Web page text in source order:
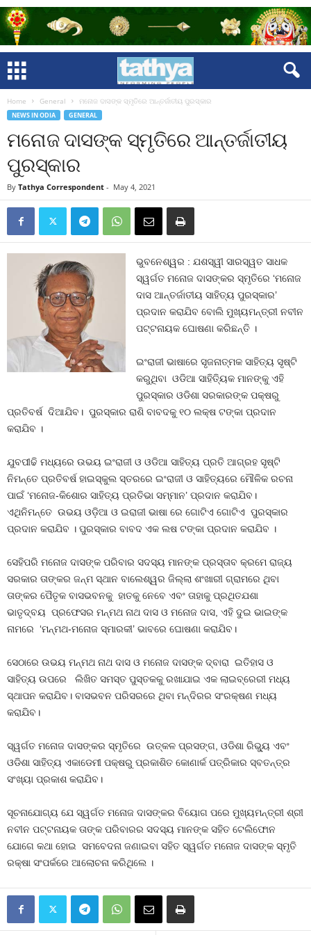
Home General ମନୋଜ ଦାସଙ୍କ ସ୍ମୃତିରେ ଆନ୍ତର୍ଜାତୀୟ ପୁରସ୍କାର
NEWS IN ODIA GENERAL
ମନୋଜ ଦାସଙ୍କ ସ୍ମୃତିରେ ଆନ୍ତର୍ଜାତୀୟ
ପୁରସ୍କାର
By Tathya Correspondent - May 4, 2021
ଭୁବନେଶ୍ୱର : ଯଶସ୍ୱୀ ସାରସ୍ୱତ ସାଧକ
ସ୍ୱର୍ଗତ ମନୋଜ ଦାସଙ୍କର ସ୍ମୃତିରେ ‘ମନୋଜ
ଦାସ ଆନ୍ତର୍ଜାତୀୟ ସାହିତ୍ୟ ପୁରସ୍କାର’
ପ୍ରଦାନ କରାଯିବ ବୋଲି ମୁଖ୍ୟମନ୍ତ୍ରୀ ନବୀନ
ପଟ୍ଟନାୟକ ଘୋଷଣା କରିଛନ୍ତି ।
ଇଂରାଜୀ ଭାଷାରେ ସୃଜନାତ୍ମକ ସାହିତ୍ୟ ସୃଷ୍ଟି
କରୁଥିବା ଓଡିଆ ସାହିତ୍ୟିକ ମାନଙ୍କୁ ଏହି
ପୁରସ୍କାର ଓଡିଶା ସରକାରଙ୍କ ପକ୍ଷରୁ
ପ୍ରତିବର୍ଷ ଦିଆଯିବ। ପୁରସ୍କାର ରାଶି ବାବଦକୁ ୧୦ ଲକ୍ଷ ଟଙ୍କା ପ୍ରଦାନ
କରାଯିବ ।
ଯୁବପୀଢି ମଧ୍ୟରେ ଉଭୟ ଇଂରାଜୀ ଓ ଓଡିଆ ସାହିତ୍ୟ ପ୍ରତି ଆଗ୍ରହ ସୃଷ୍ଟି
ନିମନ୍ତେ ପ୍ରତିବର୍ଷ ହାଇସ୍କୁଲ ସ୍ତରରେ ଇଂରାଜୀ ଓ ସାହିତ୍ୟରେ ମୌଳିକ ରଚନା
ପାଇଁ ‘ମନୋଜ-କିଶୋର ସାହିତ୍ୟ ପ୍ରତିଭା ସମ୍ମାନ’ ପ୍ରଦାନ କରାଯିବ।
ଏଥିନିମନ୍ତେ ଉଭୟ ଓଡ଼ିଆ ଓ ଇରାଜୀ ଭାଷା ରେ ଗୋଟିଏ ଗୋଟିଏ ପୁରସ୍କାର
ପ୍ରଦାନ କରାଯିବ । ପୁରସ୍କାର ବାବଦ ଏକ ଲଷ ଟଙ୍କା ପ୍ରଦାନ କରାଯିବ ।
ସେହିପରି ମନୋଜ ଦାସଙ୍କ ପରିବାର ସଦସ୍ୟ ମାନଙ୍କ ପ୍ରସ୍ତାବ କ୍ରମେ ରାଜ୍ୟ
ସରକାର ତାଙ୍କର ଜନ୍ମ ସ୍ଥାନ ବାଲେଶ୍ୱର ଜିଲ୍ଲା ଶଂଖାରୀ ଗ୍ରାମରେ ଥିବା
ତାଙ୍କର ପୈତୃକ ବାସଭବନକୁ ହାତକୁ ନେବେ ଏବଂ ତାହାକୁ ପ୍ରଥିତଯଶା
ଭାତୃଦ୍ବୟ ପ୍ରଫେସର ମନ୍ମଥ ନାଥ ଦାସ ଓ ମନୋଜ ଦାସ, ଏହି ଦୁଇ ଭାଇଙ୍କ
ନାମରେ ‘ମନ୍ମଥ-ମନୋଜ ସ୍ମାରକୀ’ ଭାବରେ ଘୋଷଣା କରାଯିବ।
ସେଠାରେ ଉଭୟ ମନ୍ମଥ ନାଥ ଦାସ ଓ ମନୋଜ ଦାସଙ୍କ ଦ୍ବାରା ଇତିହାସ ଓ
ସାହିତ୍ୟ ଉପରେ ଲିଖିତ ସମସ୍ତ ପୁସ୍ତକକୁ ରଖାଯାଇ ଏକ ଲାଇବ୍ରେରୀ ମଧ୍ୟ
ସ୍ଥାପନ କରାଯିବ। ବାସଭବନ ପରିସରରେ ଥିବା ମନ୍ଦିରର ସଂରକ୍ଷଣ ମଧ୍ୟ
କରାଯିବ।
ସ୍ୱର୍ଗତ ମନୋଜ ଦାସଙ୍କର ସ୍ମୃତିରେ ଉତ୍କଳ ପ୍ରସଙ୍ଗ, ଓଡିଶା ରିଭ୍ୟୁ ଏବଂ
ଓଡିଶା ସାହିତ୍ୟ ଏକାଡେମୀ ପକ୍ଷରୁ ପ୍ରକାଶିତ କୋଣାର୍କ ପତ୍ରିକାର ସ୍ବତନ୍ତ୍ର
ସଂଖ୍ୟା ପ୍ରକାଶ କରାଯିବ।
ସୂଚନାଯୋଗ୍ୟ ଯେ ସ୍ୱର୍ଗତ ମନୋଜ ଦାସଙ୍କର ବିୟୋଗ ପରେ ମୁଖ୍ୟମନ୍ତ୍ରୀ ଶ୍ରୀ
ନବୀନ ପଟ୍ଟନାୟକ ତାଙ୍କ ପରିବାରର ସଦସ୍ୟ ମାନଙ୍କ ସହିତ ଟେଲିଫୋନ
ଯୋଗେ କଥା ହୋଇ ସମବେଦନା ଜଣାଇବା ସହିତ ସ୍ୱର୍ଗତ ମନୋଜ ଦାସଙ୍କ ସ୍ମୃତି
ରକ୍ଷା ସଂପର୍କରେ ଆଲୋଚନା କରିଥିଲେ ।